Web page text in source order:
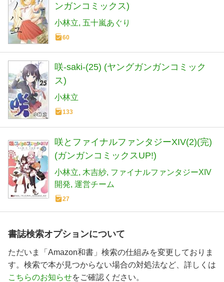
ンガンコミックス)
小林立 五十嵐あぐり
60
咲-saki-(25) (ヤングガンガンコミック
ス)
小林立
133
咲とファイナルファンタジーXIV(2)(完)
(ガンガンコミックスUP!)
小林立 木吉紗 ファイナルファンタジーXIV
開発 運営チーム
27
書誌検索オプションについて
ただいま「Amazon和書」検索の仕組みを変更しておりま
す。検索で本が見つからない場合の対処法など、詳しくは
こちらのお知らせをご確認ください。